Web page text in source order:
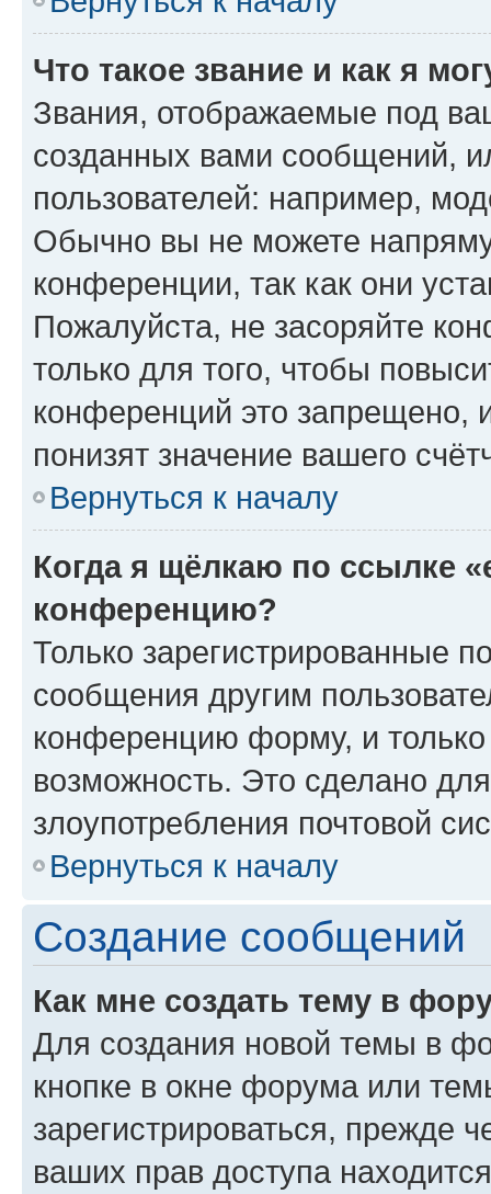
Что такое звание и как я
Звания, отображаемые под
созданных вами сообщений,
пользователей: например,
Обычно вы не можете
конференции, так как они
Пожалуйста, не засоряйте
только для того, чтобы
конференций это запрещено,
понизят значение вашего
Вернуться к началу
Когда я щёлкаю по ссылке
конференцию?
Только зарегистрированные
сообщения другим
конференцию форму, и
возможность. Это сделано
злоупотребления почтовой
Вернуться к началу
Создание сообщений
Как мне создать тему в
Для создания новой темы в
кнопке в окне форума или
зарегистрироваться, прежде
ваших прав доступа